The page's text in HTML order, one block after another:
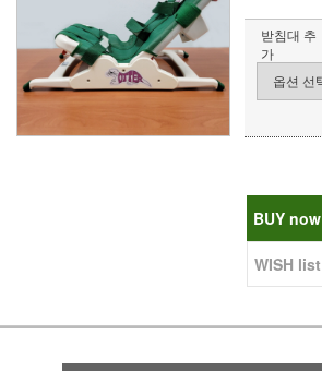
받침대 추
가
BUY now
WISH list